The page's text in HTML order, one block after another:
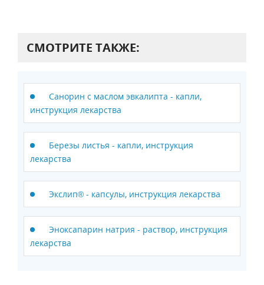
СМОТРИТЕ ТАКЖЕ:
Санорин с маслом эвкалипта - капли,
инструкция лекарства
Березы листья - капли, инструкция
лекарства
Экслип® - капсулы, инструкция лекарства
Эноксапарин натрия - раствор, инструкция
лекарства